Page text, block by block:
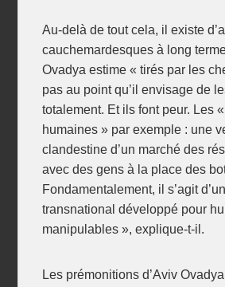
Au-delà de tout cela, il existe
cauchemardesques à long
Ovadya estime « tirés par les
pas au point qu’il envisage de
totalement. Et ils font peur. Les
humaines » par exemple : une
clandestine d’un marché des
avec des gens à la place des
Fondamentalement, il s’agit
transnational développé pour
manipulables », explique-t-il.
Les prémonitions d’Aviv